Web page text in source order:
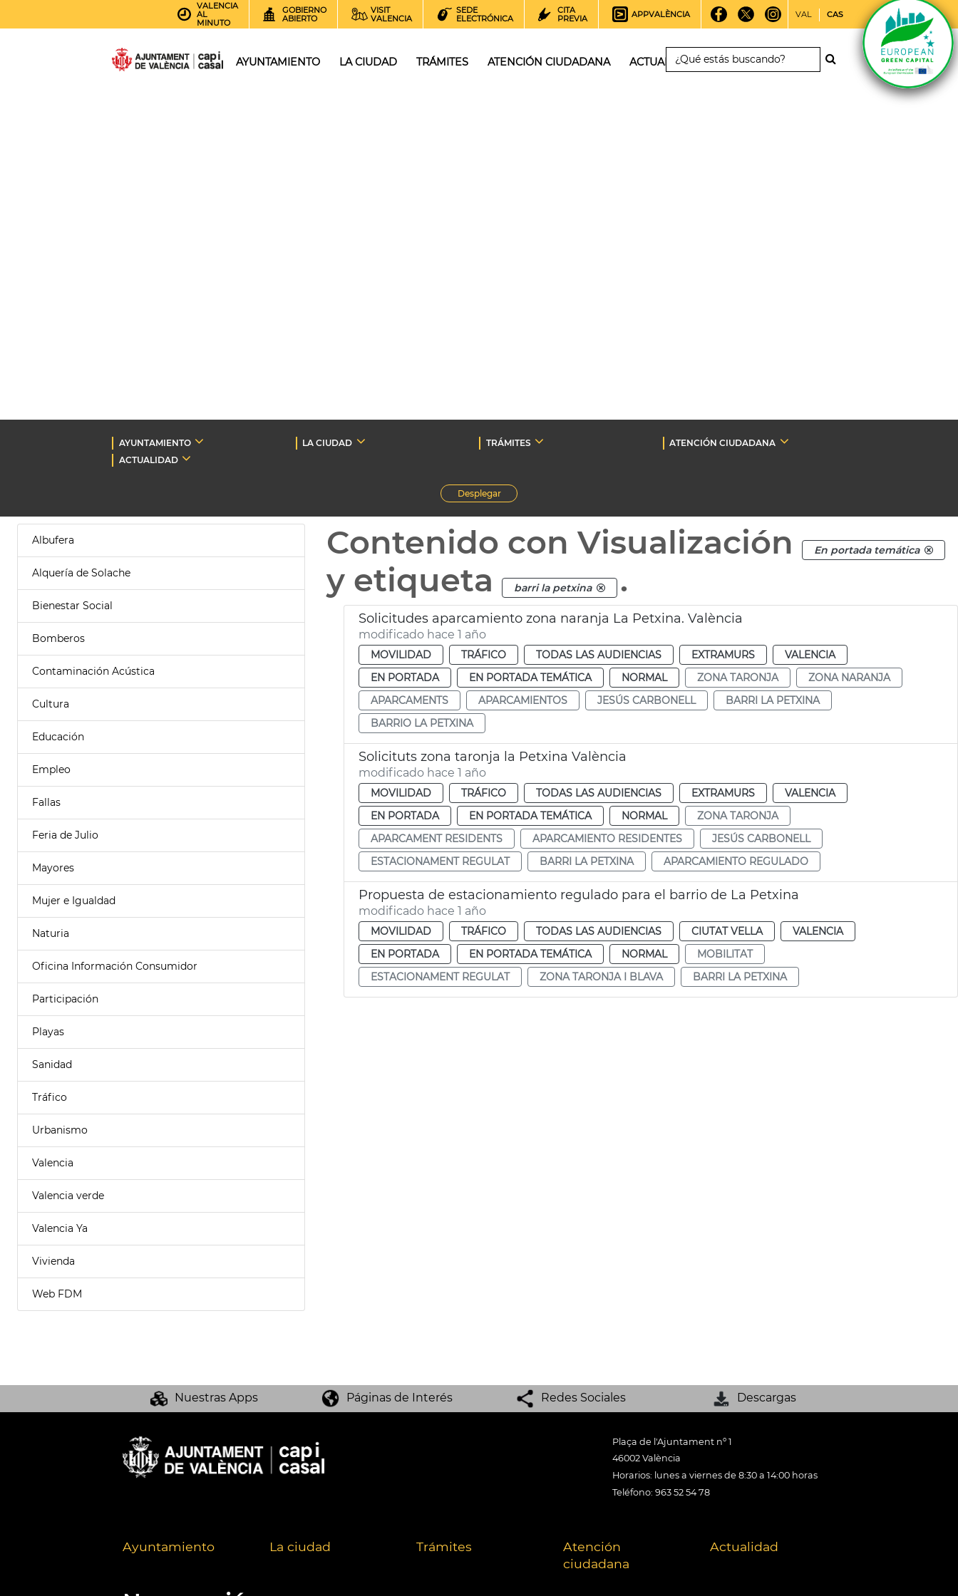
VALENCIA
AL
MINUTO
GOBIERNO
ABIERTO
VISIT
VALENCIA
SEDE
ELECTRÓNICA
CITA
PREVIA
APPVALÈNCIA VAL CAS
AYUNTAMIENTO LA CIUDAD TRÁMITES ATENCIÓN CIUDADANA ACTUALIDAD
AYUNTAMIENTO LA CIUDAD TRÁMITES
ATENCIÓN CIUDADANA
ACTUALIDAD
Desplegar
Albufera
Alquería de Solache
Bienestar Social
Bomberos
Contaminación Acústica
Cultura
Educación
Empleo
Fallas
Feria de Julio
Mayores
Mujer e Igualdad
Naturia
Oficina Información Consumidor
Participación
Playas
Sanidad
Tráfico
Urbanismo
Valencia
Valencia verde
Valencia Ya
Vivienda
Web FDM
Contenido con Visualización En portada temática
y etiqueta barri la petxina .
Solicitudes aparcamiento zona naranja La Petxina. València
modificado hace 1 año
MOVILIDAD TRÁFICO TODAS LAS AUDIENCIAS EXTRAMURS
VALENCIA
EN PORTADA
EN PORTADA TEMÁTICA NORMAL ZONA TARONJA
ZONA NARANJA
APARCAMENTS
APARCAMIENTOS JESÚS CARBONELL
BARRI LA PETXINA
BARRIO LA PETXINA
Solicituts zona taronja la Petxina València
modificado hace 1 año
MOVILIDAD TRÁFICO TODAS LAS AUDIENCIAS EXTRAMURS
VALENCIA
EN PORTADA
EN PORTADA TEMÁTICA NORMAL
ZONA TARONJA
APARCAMENT RESIDENTS
APARCAMIENTO RESIDENTES
JESÚS CARBONELL
ESTACIONAMENT REGULAT
BARRI LA PETXINA APARCAMIENTO REGULADO
Propuesta de estacionamiento regulado para el barrio de La Petxina
modificado hace 1 año
MOVILIDAD TRÁFICO TODAS LAS AUDIENCIAS CIUTAT VELLA
VALENCIA
EN PORTADA
EN PORTADA TEMÁTICA NORMAL
MOBILITAT
ESTACIONAMENT REGULAT
ZONA TARONJA I BLAVA BARRI LA PETXINA
Nuestras Apps Páginas de Interés Redes Sociales Descargas
Plaça de l'Ajuntament nº 1
46002 València
Horarios: lunes a viernes de 8:30 a 14:00 horas
Teléfono: 963 52 54 78
Ayuntamiento La ciudad Trámites
Atención
ciudadana
Actualidad